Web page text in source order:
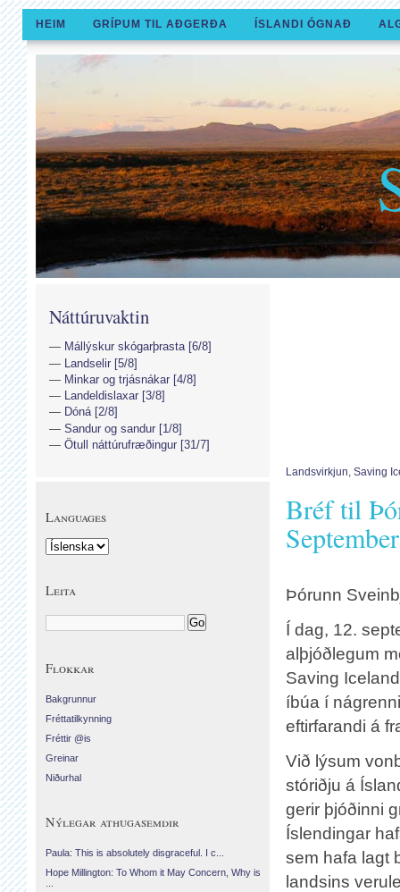
HEIM GRÍPUM TIL AÐGERÐA ÍSLANDI ÓGNAÐ
Landsvirkjun, Saving
Bréf til
Þórunn
Í dag, 12.
alþjóðlegum
Saving
íbúa í
eftirfarandi á
Við lýsum
stóriðju á
gerir þjóðinni
Íslendingar
sem hafa lagt
landsins
Náttúruvaktin
Mállýskur skógarþrasta [6/8]
Landselir [5/8]
Minkar og trjásnákar [4/8]
Landeldislaxar [3/8]
Dóná [2/8]
Sandur og sandur [1/8]
Ötull náttúrufræðingur [31/7]
Languages
Leita
Flokkar
Bakgrunnur
Fréttatilkynning
Fréttir @is
Greinar
Niðurhal
Nýlegar athugasemdir
Paula: This is absolutely disgraceful. I c...
Hope Millington: To Whom it May Concern, Why is